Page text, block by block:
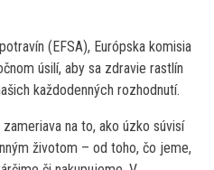
(EFSA), Európska komisia
úsilí, aby sa zdravie rastlín
každodenných rozhodnutí.
na to, ako úzko súvisí
životom – od toho, čo jeme,